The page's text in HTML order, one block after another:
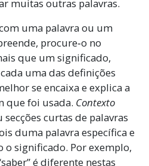
muitas outras palavras.
uma palavra ou um
procure‑o no
que um significado,
uma das definições
se encaixa e explica a
que foi usada. Contexto
curtas de palavras
duma palavra específica e
significado. Por exemplo,
é diferente nestas